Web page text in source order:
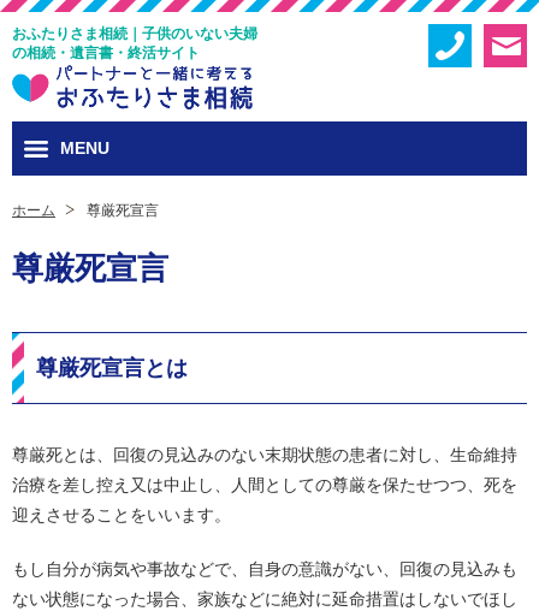
おふたりさま相続｜子供のいない夫婦
の相続・遺言書・終活サイト
MENU
ホーム 尊厳死宣言
尊厳死宣言
尊厳死宣言とは
尊厳死とは、回復の見込みのない末期状態の患者に対し、生命維持
治療を差し控え又は中止し、人間としての尊厳を保たせつつ、死を
迎えさせることをいいます。
もし自分が病気や事故などで、自身の意識がない、回復の見込みも
ない状態になった場合、家族などに絶対に延命措置はしないでほし